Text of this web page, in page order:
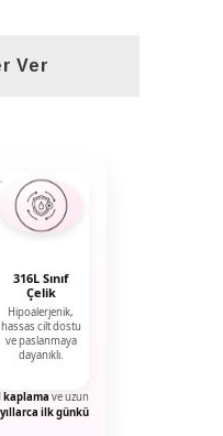
Ver
316L Sınıf
Çelik
Hipoalerjenik,
hassas cilt dostu
ve paslanmaya
dayanıklı.
kaplama ve uzun
yıllarca ilk günkü